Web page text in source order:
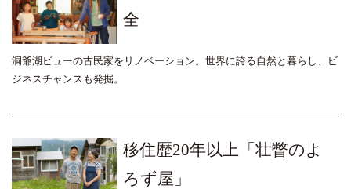
全
洞爺湖ビューの古民家をリノベーション。世界に誇る自然と暮らし、ビ
ジネスチャンスも発掘。
移住歴20年以上「壮瞥のよ
ろず屋」